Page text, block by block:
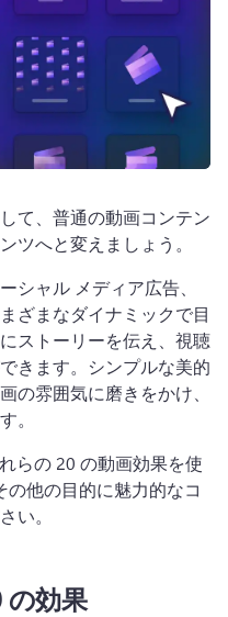
て、普通の動画コンテン
ツへと変えましょう。
シャル メディア広告、
ざまなダイナミックで目
ストーリーを伝え、視聴
きます。 シンプルな美的
の雰囲気に磨きをかけ、
。
らの 20 の動画効果を使
の他の目的に魅力的なコ
い。
の効果